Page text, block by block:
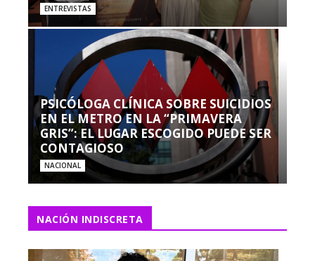
ENTREVISTAS
PSICÓLOGA CLÍNICA SOBRE SUICIDIOS
EN EL METRO EN LA “PRIMAVERA
GRIS”: EL LUGAR ESCOGIDO PUEDE SER
CONTAGIOSO
NACIONAL
NACIÓN INDISCRETA